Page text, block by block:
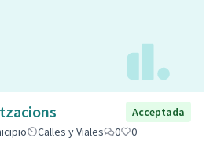
Acceptada
Calles y Viales 0 0